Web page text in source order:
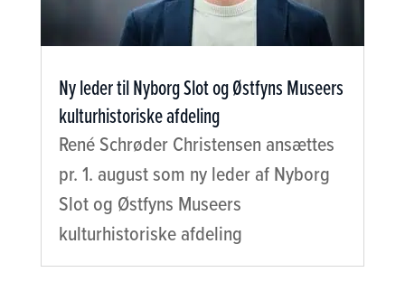
Ny leder til Nyborg Slot og Østfyns Museers
kulturhistoriske afdeling
René Schrøder Christensen ansættes
pr. 1. august som ny leder af Nyborg
Slot og Østfyns Museers
kulturhistoriske afdeling